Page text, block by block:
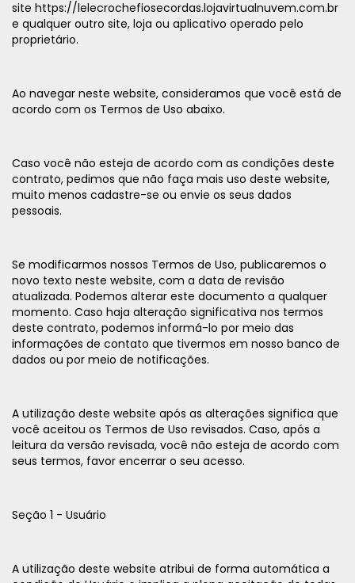
site https://lelecrochefiosecordas.lojavirtualnuvem.com.br
e qualquer outro site, loja ou aplicativo operado pelo
proprietário.
Ao navegar neste website, consideramos que você está de
acordo com os Termos de Uso abaixo.
Caso você não esteja de acordo com as condições deste
contrato, pedimos que não faça mais uso deste website,
muito menos cadastre-se ou envie os seus dados
pessoais.
Se modificarmos nossos Termos de Uso, publicaremos o
novo texto neste website, com a data de revisão
atualizada. Podemos alterar este documento a qualquer
momento. Caso haja alteração significativa nos termos
deste contrato, podemos informá-lo por meio das
informações de contato que tivermos em nosso banco de
dados ou por meio de notificações.
A utilização deste website após as alterações significa que
você aceitou os Termos de Uso revisados. Caso, após a
leitura da versão revisada, você não esteja de acordo com
seus termos, favor encerrar o seu acesso.
Seção 1 - Usuário
A utilização deste website atribui de forma automática a